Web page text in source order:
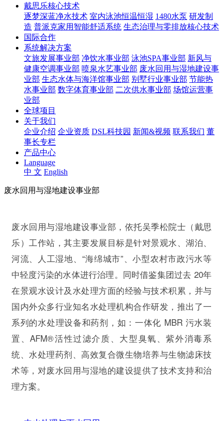
戴思乐核心技术
逐梦深蓝净水技术 室内泳池恒温恒湿 1480水泵 研发制
造 普派克家用智能舒适系统 生态治理与零排放核心技术
国际合作
系统解决方案
文旅发展事业部 净饮水事业部 泳池SPA事业部 新风与
健康空调事业部 喷泉水艺事业部 废水回用与湿地建设事
业部 生态水体与海洋馆事业部 别墅行业事业部 节能热
水事业部 数字体育事业部 二次供水事业部 场馆运营事
业部
全球项目
关于我们
企业介绍 企业资质 DSL科技园 新闻&视频 联系我们 董
事长专栏
产品中心
Language
中 文 English
废水回用与湿地建设事业部
废水回用与湿地建设事业部，依托吴季松院士（戴思
乐）工作站，其主要发展目标是针对景观水、湖泊、
河流、人工湿地、“海绵城市”、小型农村市政污水等
中轻度污染的水体进行治理。同时借鉴集团过去 20年
在景观水设计及水处理方面的经验与技术积累，并与
国内外众多行业知名水处理机构合作研发，推出了一
系列的水处理设备和药剂，如：一体化 MBR 污水装
置、AFM®活性过滤介质、大型臭氧、紫外消毒系
统、水处理药剂、高效复合微生物培养与生物滤床技
术等，对废水回用与湿地的建设提供了技术支持和治
理方案。